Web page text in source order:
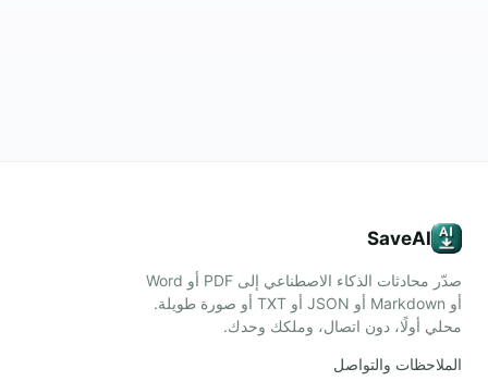
SaveAI
صدّر محادثات الذكاء الاصطناعي إلى PDF أو Word
أو Markdown أو JSON أو TXT أو صورة طويلة.
محلي أولًا، دون اتصال، وملكك وحدك.
الملاحظات والتواصل